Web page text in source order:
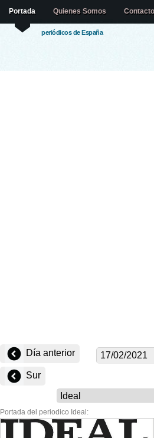
periódicos de España
Portada Quienes Somos Contacto
Día anterior
Sur
Portada del periodico Ideal: